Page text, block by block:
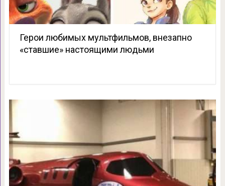
Герои любимых мультфильмов, внезапно
«ставшие» настоящими людьми